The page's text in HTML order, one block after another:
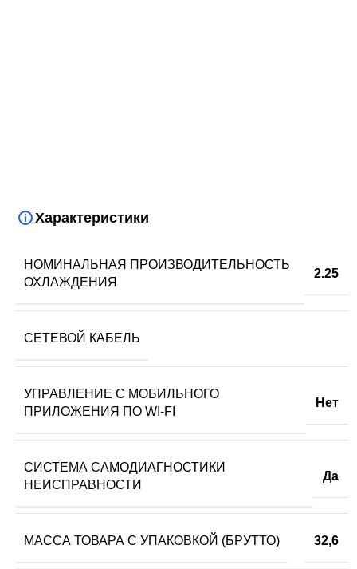
Характеристики
НОМИНАЛЬНАЯ ПРОИЗВОДИТЕЛЬНОСТЬ
ОХЛАЖДЕНИЯ
2.25
СЕТЕВОЙ КАБЕЛЬ
УПРАВЛЕНИЕ C МОБИЛЬНОГО
ПРИЛОЖЕНИЯ ПО WI-FI
Нет
СИСТЕМА САМОДИАГНОСТИКИ
НЕИСПРАВНОСТИ
Да
МАССА ТОВАРА С УПАКОВКОЙ (БРУТТО) 32,6